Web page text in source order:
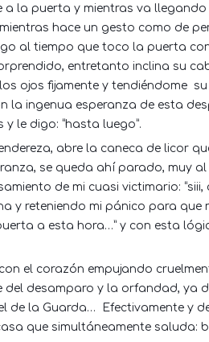
a la puerta y mientras va llegando
mientras hace un gesto como de
al tiempo que toco la puerta
entretanto inclina su
ojos fijamente y tendiéndome
la ingenua esperanza de esta
y le digo: “hasta luego”.
abre la caneca de licor
se queda ahí parado, muy
de mi cuasi victimario:
y reteniendo mi pánico para
a esta hora…” y con esta
el corazón empujando
del desamparo y la orfandad, ya
de la Guarda…
Efectivamente y
que simultáneamente saluda: